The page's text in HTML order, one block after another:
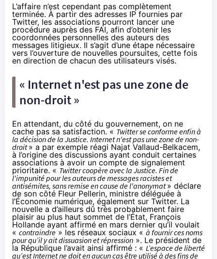
L’affaire n’est cependant pas complètement
terminée. À partir des adresses IP fournies par
Twitter, les associations pourront lancer une
procédure auprès des FAI, afin d’obtenir les
coordonnées personnelles des auteurs des
messages litigieux. Il s’agit d’une étape nécessaire
vers l’ouverture de nouvelles poursuites, cette fois
en direction de chacun des utilisateurs visés.
« Internet n'est pas une zone de
non-droit »
En attendant, du côté du gouvernement, on ne
cache pas sa satisfaction. « Twitter se conforme enfin à
la décision de la Justice. Internet n'est pas une zone de non-
droit» a par exemple réagi Najat Vallaud-Belkacem,
à l’origine des discussions ayant conduit certaines
associations à avoir un compte de signalement
prioritaire. « Twitter coopère avec la Justice. Fin de
l'impunité pour les auteurs de messages racistes et
antisémites, sans remise en cause de l'anonymat» déclare
de son côté Fleur Pellerin, ministre déléguée à
l’Économie numérique, également sur Twitter. La
nouvelle a d’ailleurs dû très probablement faire
plaisir au plus haut sommet de l’État, François
Hollande ayant affirmé en mars dernier qu’il voulait
« contraindre » les réseaux sociaux « à fournir ces noms
pour qu’il y ait dissuasion et répression ». Le président de
la République l’avait ainsi affirmé : « L’espace de liberté
qu’est Internet ne doit en aucun cas être utilisé à des fins de